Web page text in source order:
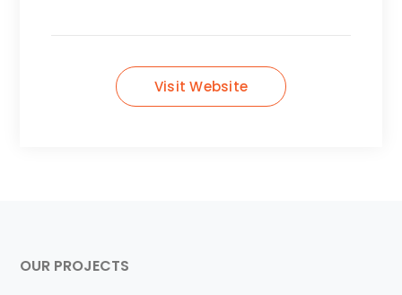
Visit Website
OUR PROJECTS